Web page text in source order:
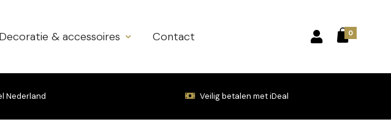
Decoratie & accessoires Contact 0
Nederland Veilig betalen met iDeal